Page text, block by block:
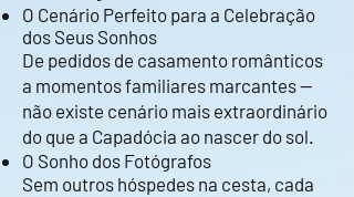
O Cenário Perfeito para a Celebração
dos Seus Sonhos
De pedidos de casamento românticos
a momentos familiares marcantes —
não existe cenário mais extraordinário
do que a Capadócia ao nascer do sol.
O Sonho dos Fotógrafos
Sem outros hóspedes na cesta, cada